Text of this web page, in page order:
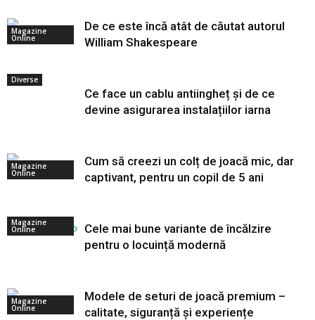
Magazine
Online
De ce este încă atât de căutat autorul
William Shakespeare
Diverse
Ce face un cablu antiingheț și de ce
devine asigurarea instalațiilor iarna
Magazine
Online
Cum să creezi un colț de joacă mic, dar
captivant, pentru un copil de 5 ani
Magazine
Online
Cele mai bune variante de încălzire
pentru o locuință modernă
Magazine
Online
Modele de seturi de joacă premium –
calitate, siguranță și experiențe